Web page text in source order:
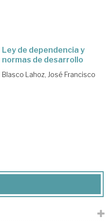
Ley de dependencia y
normas de desarrollo
Blasco Lahoz, José Francisco